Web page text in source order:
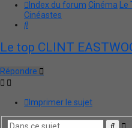
Index du forum Cinéma
Cinéastes
Rechercher
Le top CLINT
Répondre
Imprimer le sujet